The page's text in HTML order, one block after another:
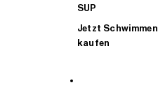
SUP
Jetzt Schwimmen
kaufen